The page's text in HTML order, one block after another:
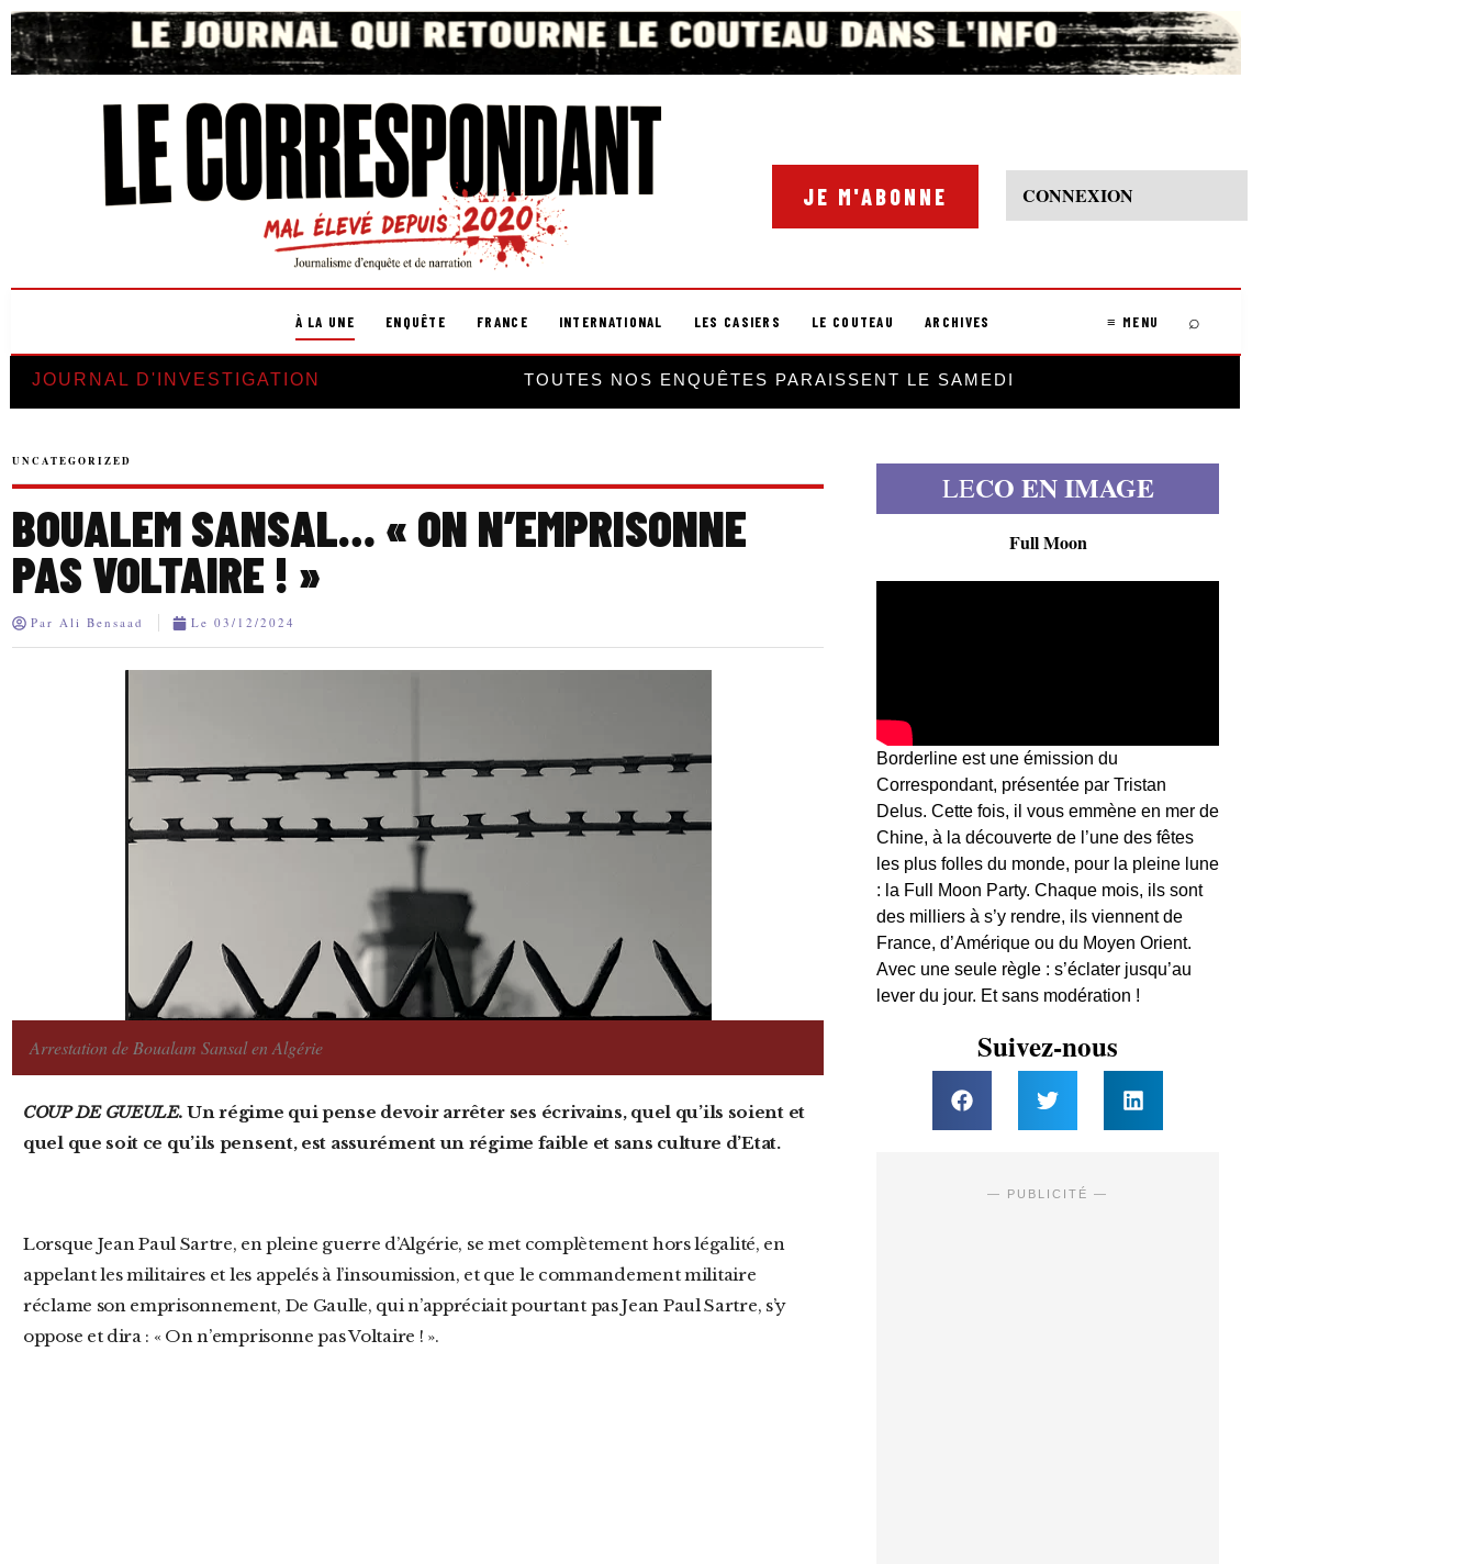
JE M'ABONNE CONNEXION
À LA UNE ENQUÊTE FRANCE INTERNATIONAL LES CASIERS LE COUTEAU ARCHIVES ≡ MENU ⌕
JOURNAL D'INVESTIGATION TOUTES NOS ENQUÊTES PARAISSENT LE SAMEDI
UNCATEGORIZED
BOUALEM SANSAL… « ON N’EMPRISONNE
PAS VOLTAIRE ! »
Par Ali Bensaad Le 03/12/2024
Arrestation de Boualam Sansal en Algérie
COUP DE GUEULE.Un régime qui pense devoir arrêter ses écrivains, quel qu’ils soient et
quel que soit ce qu’ils pensent, est assurément un régime faible et sans culture d’Etat.
Lorsque Jean Paul Sartre, en pleine guerre d’Algérie, se met complètement hors légalité, en
appelant les militaires et les appelés à l’insoumission, et que le commandement militaire
réclame son emprisonnement, De Gaulle, qui n’appréciait pourtant pas Jean Paul Sartre, s’y
oppose et dira : « On n’emprisonne pas Voltaire ! ».
LECO EN IMAGE
Full Moon
Borderline est une émission du
Correspondant, présentée par Tristan
Delus. Cette fois, il vous emmène en mer de
Chine, à la découverte de l’une des fêtes
les plus folles du monde, pour la pleine lune
: la Full Moon Party. Chaque mois, ils sont
des milliers à s’y rendre, ils viennent de
France, d’Amérique ou du Moyen Orient.
Avec une seule règle : s’éclater jusqu’au
lever du jour. Et sans modération !
Suivez-nous
— PUBLICITÉ —